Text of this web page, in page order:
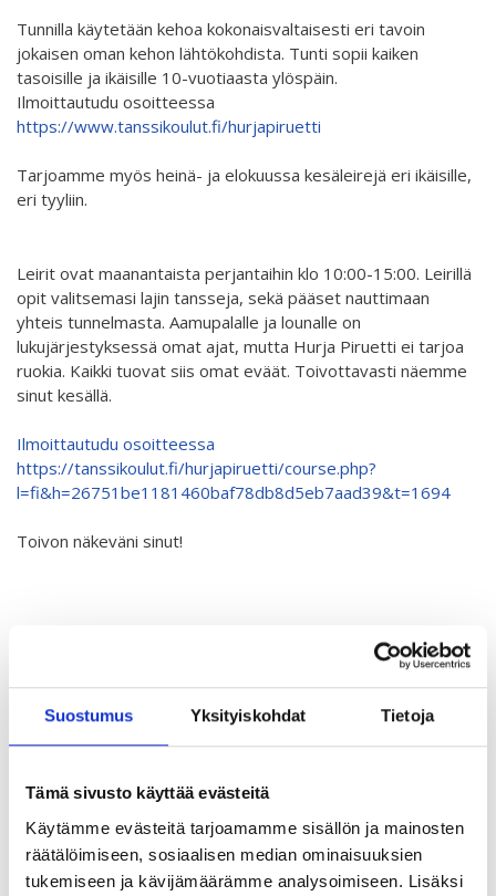
Suostumus Yksityiskohdat Tietoja
Tämä sivusto käyttää evästeitä
Käytämme evästeitä tarjoamamme sisällön ja mainosten
räätälöimiseen, sosiaalisen median ominaisuuksien
tukemiseen ja kävijämäärämme analysoimiseen. Lisäksi
Taide kahdella kielellä 2018-2020
Downloading Future 2019
Australian Youth Dance Festival 2019
Danselfie 2017-2018
Fenris 2014-2015
North-South 2011-2015
We move as we dance
ABC'd?
Säännöt
Lataa video täältä
Tunnilla käytetään kehoa kokonaisvaltaisesti eri tavoin
jokaisen oman kehon lähtökohdista. Tunti sopii kaiken
tasoisille ja ikäisille 10-vuotiaasta ylöspäin.
Ilmoittautudu osoitteessa
https://www.tanssikoulut.fi/hurjapiruetti
Tarjoamme myös heinä- ja elokuussa kesäleirejä eri ikäisille,
eri tyyliin.
Leirit ovat maanantaista perjantaihin klo 10:00-15:00. Leirillä
opit valitsemasi lajin tansseja, sekä pääset nauttimaan
yhteis tunnelmasta. Aamupalalle ja lounalle on
lukujärjestyksessä omat ajat, mutta Hurja Piruetti ei tarjoa
ruokia. Kaikki tuovat siis omat eväät. Toivottavasti näemme
sinut kesällä.
Ilmoittautudu osoitteessa
https://tanssikoulut.fi/hurjapiruetti/course.php?
l=fi&h=26751be1181460baf78db8d5eb7aad39&t=1694
Toivon näkeväni sinut!